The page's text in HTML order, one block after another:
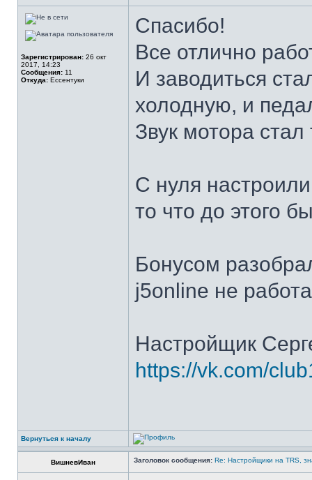
Зарегистрирован: 26 окт
2017, 14:23
Сообщения: 11
Откуда: Ессентуки
Спасибо!
Все отлично
И заводиться
холодную, и
Звук мотора
С нуля
то что до этого
Бонусом
j5online не
Настройщик
https://vk.com/
Вернуться к началу
ВишневИван Заголовок сообщения: Re: Настройщики на TRS,